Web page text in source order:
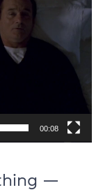
00:08
—